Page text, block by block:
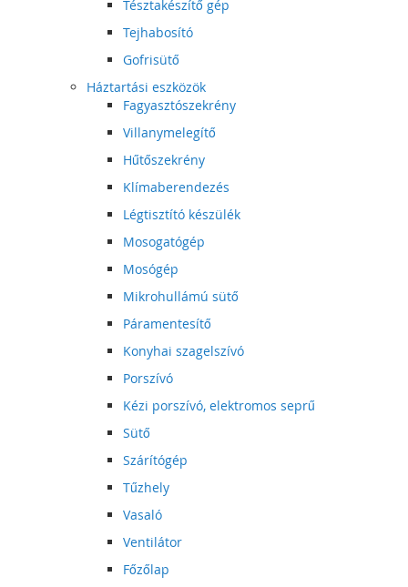
Tésztakészítő gép
Tejhabosító
Gofrisütő
Háztartási eszközök
Fagyasztószekrény
Villanymelegítő
Hűtőszekrény
Klímaberendezés
Légtisztító készülék
Mosogatógép
Mosógép
Mikrohullámú sütő
Páramentesítő
Konyhai szagelszívó
Porszívó
Kézi porszívó, elektromos seprű
Sütő
Szárítógép
Tűzhely
Vasaló
Ventilátor
Főzőlap